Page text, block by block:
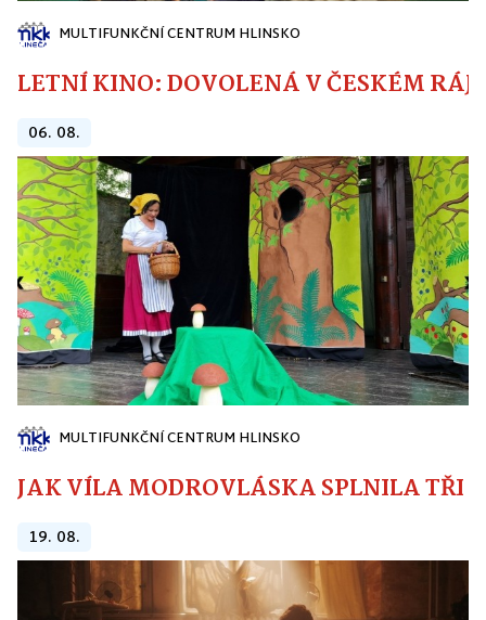
MULTIFUNKČNÍ CENTRUM HLINSKO
LETNÍ KINO: DOVOLENÁ V ČESKÉM RÁJI
06. 08.
MULTIFUNKČNÍ CENTRUM HLINSKO
JAK VÍLA MODROVLÁSKA SPLNILA
19. 08.